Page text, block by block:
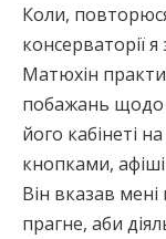
Коли,
консерваторії я
Матюхін
побажань щодо
його кабінеті
кнопками,
Він вказав
прагне, аби